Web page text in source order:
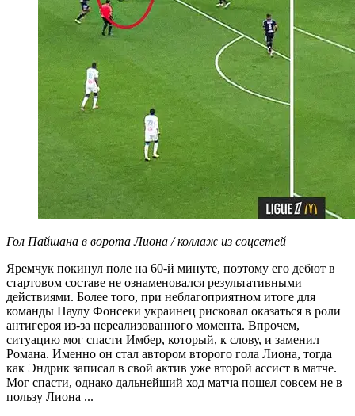
Гол Пайшана в ворота Лиона / коллаж из соцсетей
Яремчук покинул поле на 60-й минуте, поэтому его дебют в
стартовом составе не ознаменовался результативными
действиями. Более того, при неблагоприятном итоге для
команды Паулу Фонсеки украинец рисковал оказаться в роли
антигероя из-за нереализованного момента. Впрочем,
ситуацию мог спасти Имбер, который, к слову, и заменил
Романа. Именно он стал автором второго гола Лиона, тогда
как Эндрик записал в свой актив уже второй ассист в матче.
Мог спасти, однако дальнейший ход матча пошел совсем не в
пользу Лиона ...